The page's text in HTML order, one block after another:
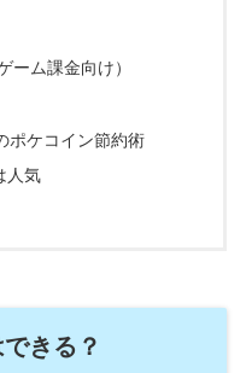
ーム課金向け）
ポケコイン節約術
人気
きる？